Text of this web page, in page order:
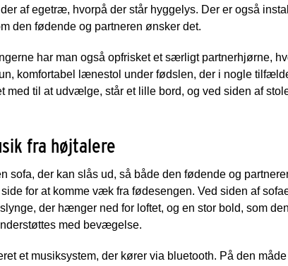
af egetræ, hvorpå der står hyggelys. Der er også
den fødende og partneren ønsker det.
har man også opfrisket et særligt partnerhjørne,
komfortabel lænestol under fødslen, der i nogle
med til at udvælge, står et lille bord, og ved siden af
fra højtalere
sofa, der kan slås ud, så både den fødende og
for at komme væk fra fødesengen. Ved siden af
der hænger ned for loftet, og en stor bold, som
med bevægelse.
et musiksystem, der kører via bluetooth. På den